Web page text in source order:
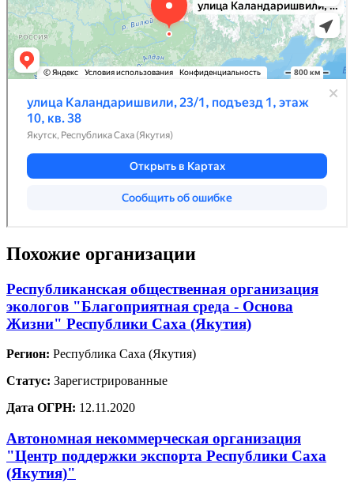
Похожие организации
Республиканская общественная организация
экологов "Благоприятная среда - Основа
Жизни" Республики Саха (Якутия)
Регион: Республика Саха (Якутия)
Статус: Зарегистрированные
Дата ОГРН: 12.11.2020
Автономная некоммерческая организация
"Центр поддержки экспорта Республики Саха
(Якутия)"